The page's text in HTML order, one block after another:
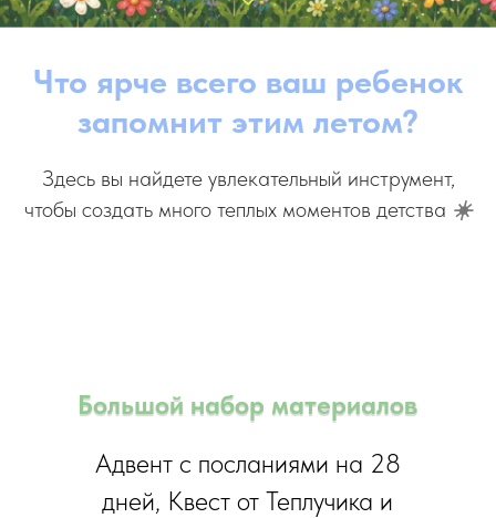
Что ярче всего ваш ребенок
запомнит этим летом?
Здесь вы найдете увлекательный инструмент,
чтобы создать много теплых моментов детства ☀️
Большой набор материалов
Адвент с посланиями на 28
дней, Квест от Теплучика и